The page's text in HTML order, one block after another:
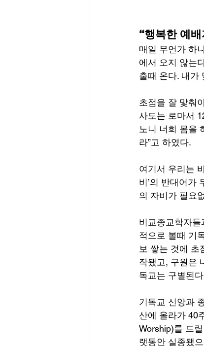
“행복한 예배
매일 무언가 하
에서 오지 않는
출때 온다. 내가
초점을 잘 맟춰
사도는 로마서
노니 너희 몸을
라”고 하였다.
여기서 우리는
비’의 반대어가
의 자비가 필요
비교종교학자
적으로 볼때 기
보 쌓는 것에 초
작됐고, 구원은
독교는 구별된
기독교 신앙과
산에 올라가 40
Worship)를 드
랫동안 실종됐